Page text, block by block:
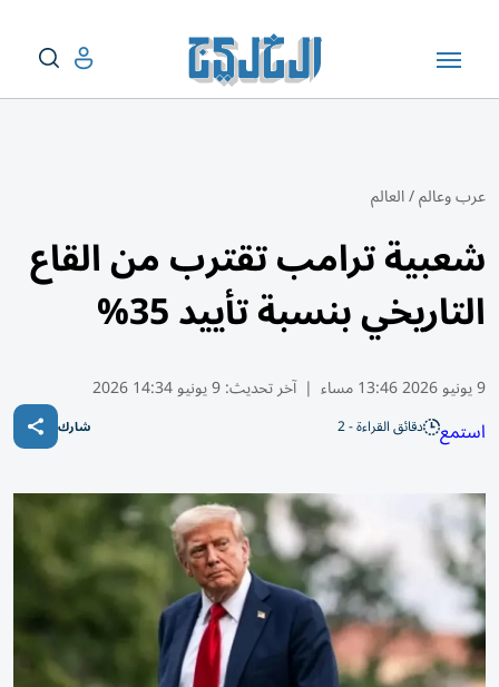
عرب وعالم/العالم
شعبية ترامب تقترب من القاع
التاريخي بنسبة تأييد 35%
9 يونيو 2026 13:46 مساء | آخر تحديث:9 يونيو 14:34 2026
استمع دقائق القراءة - 2 شارك